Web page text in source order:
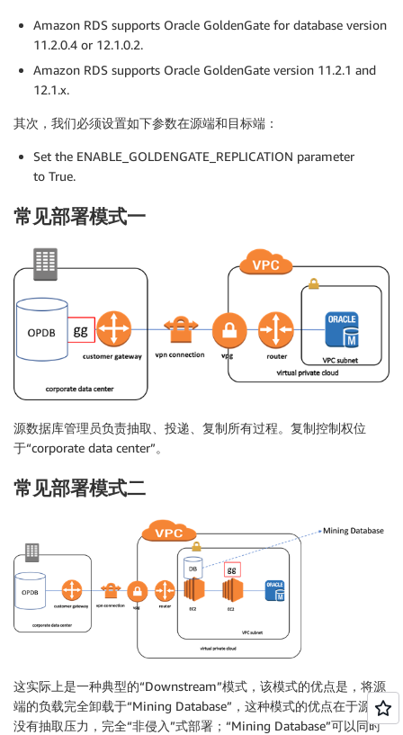
Amazon RDS supports Oracle GoldenGate for database version
11.2.0.4 or 12.1.0.2.
Amazon RDS supports Oracle GoldenGate version 11.2.1 and
12.1.x.
其次，我们必须设置如下参数在源端和目标端：
Set the ENABLE_GOLDENGATE_REPLICATION parameter
to True.
常见部署模式一
源数据库管理员负责抽取、投递、复制所有过程。复制控制权位
于“corporate data center”。
常见部署模式二
这实际上是一种典型的“Downstream”模式，该模式的优点是，将源
端的负载完全卸载于“Mining Database”，这种模式的优点在于源库
没有抽取压力，完全“非侵入”式部署；“Mining Database”可以同时